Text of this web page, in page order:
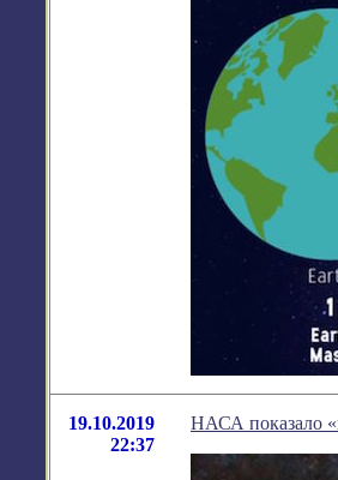
19.10.2019
22:37
НАСА показало